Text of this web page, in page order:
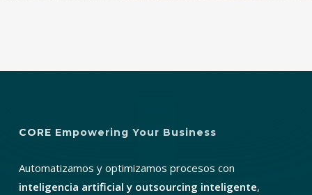
CORE Empowering Your Business
Automatizamos y optimizamos procesos con
inteligencia artificial y outsourcing inteligente,